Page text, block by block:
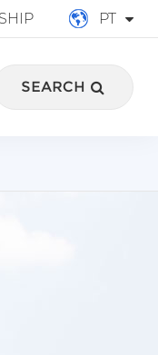
PT
français
SEARCH